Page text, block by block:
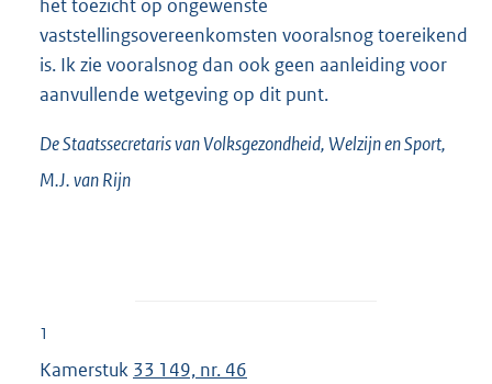
het toezicht op ongewenste
vaststellingsovereenkomsten vooralsnog toereikend
is. Ik zie vooralsnog dan ook geen aanleiding voor
aanvullende wetgeving op dit punt.
De Staatssecretaris van Volksgezondheid, Welzijn en Sport,
M.J. vanRijn
1
Kamerstuk 33 149, nr. 46